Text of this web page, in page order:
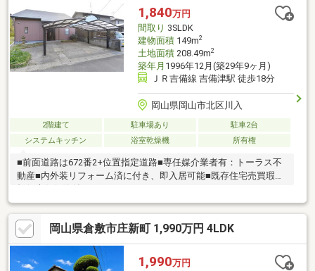
応させて頂きます！◆◆────────◆◆ 物件見学予約受付
中！ お問い合わせはお早めに！ 【086-231-9899】
◆◆────────◆◆
1,840万円
間取り 3SLDK
建物面積149m2
土地面積208.49m2
築年月 1996年12月(築29年9ヶ月)
ＪＲ吉備線 吉備津駅 徒歩18分
岡山県岡山市北区川入
2階建て 駐車場あり
駐車2台
システムキッチン
浴室乾燥機 所有権
■前面道路は672番2+位置指定道路■専任媒介業者有：トーラス不
動産■内外装リフォーム済に付き、即入居可能■既存住宅売買瑕疵
担保責任保険付き
岡山県倉敷市庄新町 1,990万円 4LDK
1,990万円